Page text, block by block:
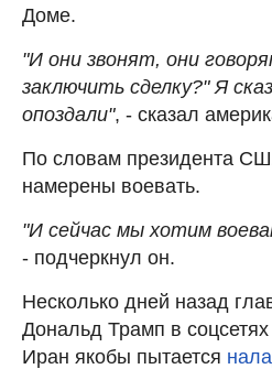
Доме.
"И они звонят, они
заключить сделку?" Я
опоздали", - сказал
По словам президента
намерены воевать.
"И сейчас мы хотим
- подчеркнул он.
Несколько дней назад
Дональд Трамп в
Иран якобы пытается